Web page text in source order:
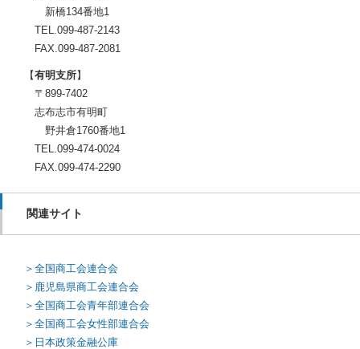
新橋134番地1
TEL.099-487-2143
FAX.099-487-2081
【有明支所】
〒899-7402
志布志市有明町
野井倉1760番地1
TEL.099-474-0024
FAX.099-474-2290
関連サイト
＞全国商工会連合会
＞鹿児島県商工会連合会
＞全国商工会青年部連合会
＞全国商工会女性部連合会
＞日本政策金融公庫